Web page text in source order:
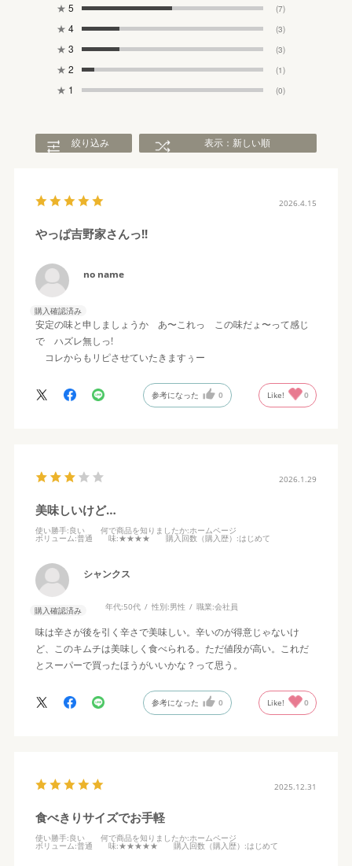
★ 5 (7)
★ 4 (3)
★ 3 (3)
★ 2 (1)
★ 1 (0)
絞り込み 表示：新しい順
2026.4.15
やっぱ吉野家さんっ!!
no name
購入確認済み
安定の味と申しましょうか あ〜これっ この味だょ〜って感じ
で ハズレ無しっ!
コレからもリピさせていたきますぅー
参考になった 0 Like! 0
2026.1.29
美味しいけど…
使い勝手:良い 何で商品を知りましたか:ホームページ
ボリューム:普通 味:★★★★ 購入回数（購入歴） :はじめて
シャンクス
購入確認済み 年代:50代 性別:男性 職業:会社員
味は辛さが後を引く辛さで美味しい。辛いのが得意じゃないけ
ど、このキムチは美味しく食べられる。ただ値段が高い。これだ
とスーパーで買ったほうがいいかな？って思う。
参考になった 0 Like! 0
2025.12.31
食べきりサイズでお手軽
使い勝手:良い 何で商品を知りましたか:ホームページ
ボリューム:普通 味:★★★★★ 購入回数（購入歴） :はじめて